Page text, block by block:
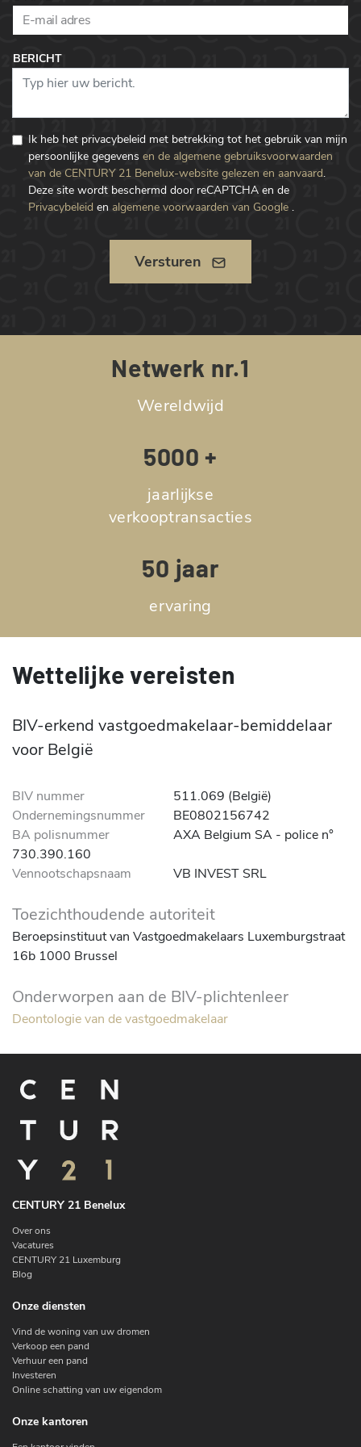
BERICHT
Ik heb het privacybeleid met betrekking tot het gebruik van mijn
persoonlijke gegevens en de algemene gebruiksvoorwaarden
van de CENTURY 21 Benelux-website gelezen en aanvaard.
Deze site wordt beschermd door reCAPTCHA en de
Privacybeleid en algemene voorwaarden van Google .
Versturen
Netwerk nr.1
Wereldwijd
5000 +
jaarlijkse
verkooptransacties
50 jaar
ervaring
Wettelijke vereisten
BIV-erkend vastgoedmakelaar-bemiddelaar
voor België
BIV nummer
511.069 (België)
Ondernemingsnummer
BE0802156742
BA polisnummer
AXA Belgium SA - police n°
730.390.160
Vennootschapsnaam
VB INVEST SRL
Toezichthoudende autoriteit
Beroepsinstituut van Vastgoedmakelaars Luxemburgstraat
16b 1000 Brussel
Onderworpen aan de BIV-plichtenleer
Deontologie van de vastgoedmakelaar
CENTURY 21 Benelux
Over ons
Vacatures
CENTURY 21 Luxemburg
Blog
Onze diensten
Vind de woning van uw dromen
Verkoop een pand
Verhuur een pand
Investeren
Online schatting van uw eigendom
Onze kantoren